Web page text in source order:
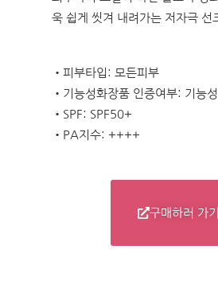
욱 쉽게 씻겨 내려가는 저자극 선
•피부타입: 모든피부
•기능성화장품 인증여부: 기능
•SPF: SPF50+
•PA지수: ++++
구매하러 가기